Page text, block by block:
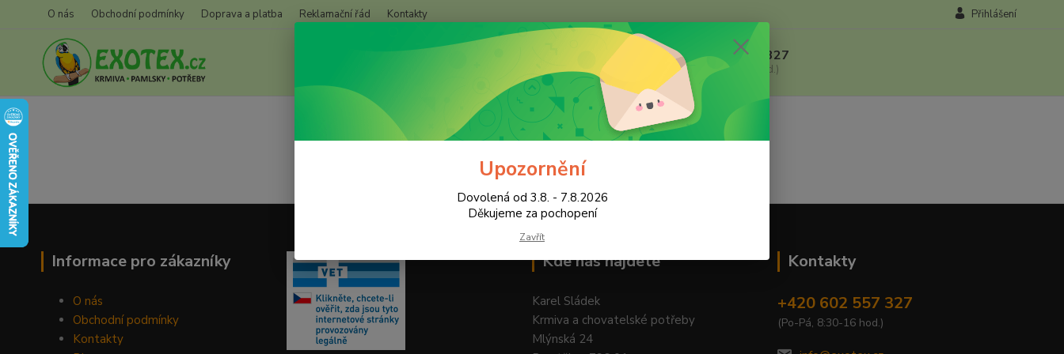
O nás Obchodní podmínky Doprava a platba Reklamační řád Kontakty Přihlášení
+420 602 557 327
(Po-Pá, 8:30-16 hod.)
Informace pro zákazníky
O nás
Obchodní podmínky
Kontakty
Kde nás najdete
Karel Sládek
Krmiva a chovatelské potřeby
Mlýnská 24
Kontakty
+420 602 557 327
(Po-Pá, 8:30-16 hod.)
Upozornění
Dovolená od 3.8. - 7.8.2026
Děkujeme za pochopení
Zavřít